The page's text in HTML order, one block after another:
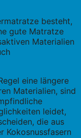
besteht,
gute Matratze
Materialien
eine längere
Materialien, sind
leidet,
die aus
Kokosnussfasern